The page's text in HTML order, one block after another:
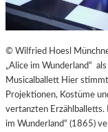
© Wilfried Hoesl
„Alice im Wunderland“
Musicalballett Hier
Projektionen, Kostüme
vertanzten Erzählballetts.
im Wunderland“ (1865)